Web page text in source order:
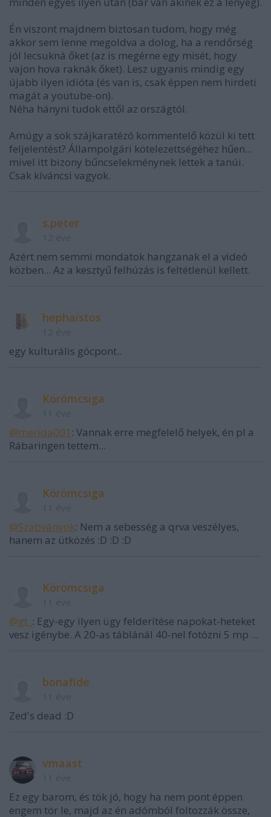
Én viszont majdnem biztosan tudom, hogy még
akkor sem lenne megoldva a dolog, ha a rendőrség
jól lecsukná őket (az is megérne egy misét, hogy
vajon hova raknák őket). Lesz ugyanis mindig egy
újabb ilyen idióta (és van is, csak éppen nem hirdeti
magát a youtube-on).
Néha hányni tudok ettől az országtól.
Amúgy a sok szájkaratézó kommentelő közül ki tett
feljelentést? Állampolgári kötelezettségéhez hűen...
mivel itt bizony bűncselekménynek lettek a tanúi.
Csak kíváncsi vagyok.
s.peter
Azért nem semmi mondatok hangzanak el a videó
közben... Az a kesztyű felhúzás is feltétlenül kellett.
hephaistos
egy kulturális gócpont..
Körömcsiga
@merida001 : Vannak erre megfelelő helyek, én pl a
Rábaringen tettem...
Körömcsiga
@Szabványok: Nem a sebesség a qrva veszélyes,
hanem az ütközés :D :D :D
Körömcsiga
@gt_ : Egy-egy ilyen ügy felderítése napokat-heteket
vesz igénybe. A 20-as táblánál 40-nel fotózni 5 mp ...
bonafide
Zed's dead :D
vmaast
Ez egy barom, és tök jó, hogy ha nem pont éppen
engem tör le, majd az én adómból foltozzák össze,